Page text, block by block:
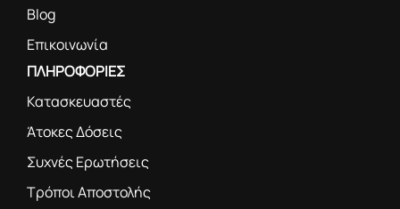
Blog
Επικοινωνία
ΠΛΗΡΟΦΟΡΙΕΣ
Κατασκευαστές
Άτοκες Δόσεις
Συχνές Ερωτήσεις
Τρόποι Αποστολής